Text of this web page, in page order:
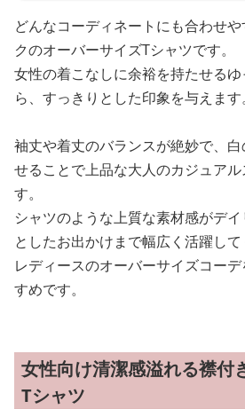
どんなコーディネートにも合わせ
クのオーバーサイズTシャツです。
女性の着こなしに余裕を持たせる
ら、すっきりとした印象を与えます。
袖丈や着丈のバランスが絶妙で、
せることで上品な大人のカジュア
す。
シャツのような上質な素材感がデ
としたお出かけまで幅広く活躍して
レディースのオーバーサイズコー
すめです。
女性向け清潔感溢れる襟付
Tシャツ